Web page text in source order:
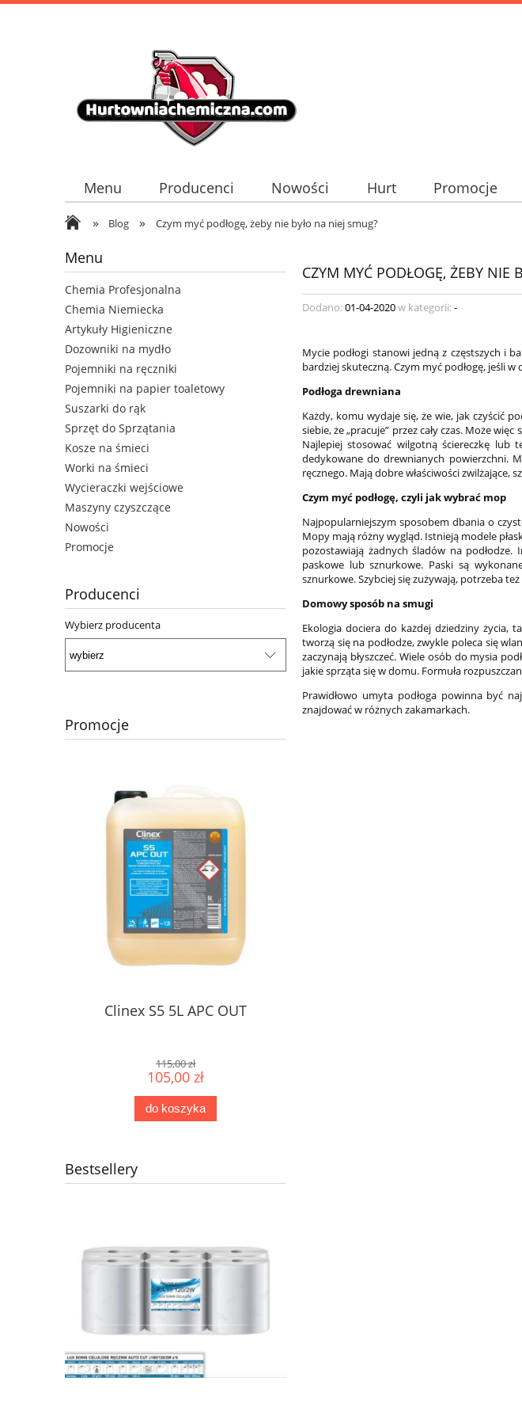
Menu Producenci Nowości Hurt Promocje
» Blog » Czym myć podłogę, żeby nie było na niej smug?
Menu
Chemia Profesjonalna
Chemia Niemiecka
Artykuły Higieniczne
Dozowniki na mydło
Pojemniki na ręczniki
Pojemniki na papier toaletowy
Suszarki do rąk
Sprzęt do Sprzątania
Kosze na śmieci
Worki na śmieci
Wycieraczki wejściowe
Maszyny czyszczące
Nowości
Promocje
Producenci
Wybierz producenta
Promocje
Clinex S5 5L APC OUT
115,00 zł
105,00 zł
do koszyka
Bestsellery
CZYM MYĆ PODŁOGĘ, ŻEBY NIE
Dodano:01-04-2020w kategorii:-
Mycie podłogi stanowi jedną z częstszych i
bardziej skuteczną. Czym myć podłogę, jeśli
Podłoga drewniana
Każdy, komu wydaje się, że wie, jak czyścić
siebie, że „pracuje” przez cały czas. Może
Najlepiej stosować wilgotną ściereczkę
dedykowane do drewnianych powierzchni.
ręcznego. Mają dobre właściwości
Czym myć podłogę, czyli jak wybrać mop
Najpopularniejszym sposobem dbania o
Mopy mają różny wygląd. Istnieją modele
pozostawiają żadnych śladów na
paskowe lub sznurkowe. Paski są
sznurkowe. Szybciej się zużywają, potrzeba
Domowy sposób na smugi
Ekologia dociera do każdej dziedziny życia,
tworzą się na podłodze, zwykle poleca się
zaczynają błyszczeć. Wiele osób do mysia
jakie sprząta się w domu. Formuła
Prawidłowo umyta podłoga powinna być
znajdować w różnych zakamarkach.